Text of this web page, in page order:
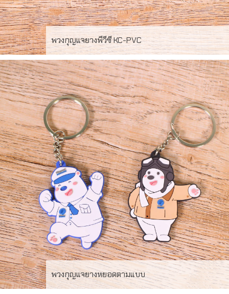
พวงกุญแจยางพีวีซี KC-PVC
ผลงานผลิต พวงกุญแจยางหยอด หยอดโลโก้ สั่งผลิตขั้นต่ำ
300 ชิ้น ระยะเวลาผลิต 20-25 วัน
พวงกุญแจยางหยอดตามแบบ